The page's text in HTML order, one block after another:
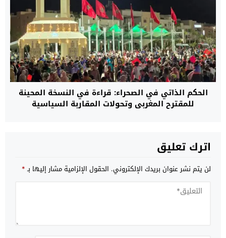
الحكم الذاتي في الصحراء: قراءة في النسخة المحينة
للمقترح المغربي وتحولات المقاربة السياسية
اترك تعليق
لن يتم نشر عنوان بريدك الإلكتروني. الحقول الإلزامية مشار إليها بـ*